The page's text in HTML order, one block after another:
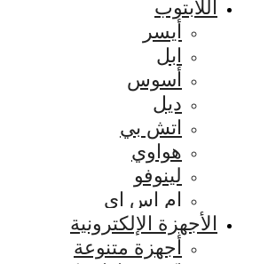
اللابتوب
أيسر
ابل
أسوس
ديل
اتش بي
هواوي
لينوفو
ام اس اي
الأجهزة الإلكترونية
أجهزة متنوعة